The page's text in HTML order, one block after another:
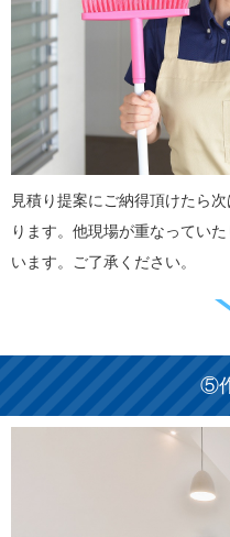
見積り提案にご納得頂けたら
ります。他現場が重なってい
います。ご了承ください。
⑤